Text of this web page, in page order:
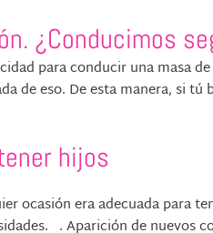
¿Conducimos
para conducir una masa
de eso. De esta manera, si tú
hijos
ocasión era adecuada para
. Aparición de nuevos